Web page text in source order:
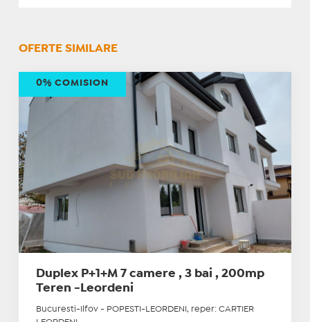
OFERTE SIMILARE
Duplex P+1+M 7 camere , 3 bai , 200mp
Teren -Leordeni
Bucuresti-Ilfov - POPESTI-LEORDENI, reper: CARTIER
0% COMISION